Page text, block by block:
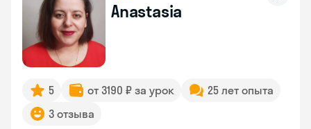
Anastasia
5 от 3190 ₽ за урок
25 лет опыта
3 отзыва